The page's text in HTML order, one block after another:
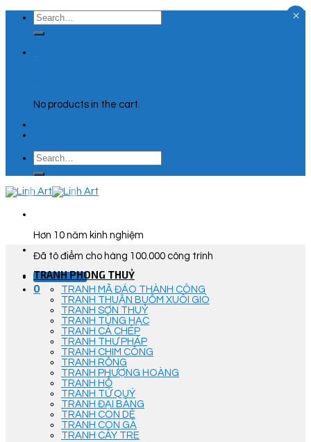
Skip
content
Search
for:
No products in the cart.
Search
for:
Hơn 10 năm kinh nghiệm
Đã tô điểm cho hàng 100.000 công trình
Góc Tư Vấn
0
TRANH PHONG THUỶ
TRANH MÃ ĐÁO THÀNH CÔNG
TRANH THUẬN BUỒM XUÔI GIÓ
TRANH SƠN THUỶ
TRANH TÙNG HẠC
TRANH CÁ CHÉP
TRANH THƯ PHÁP
TRANH CHIM CÔNG
TRANH RỒNG
TRANH PHƯỢNG HOÀNG
TRANH HỔ
TRANH TỨ QUÝ
TRANH ĐẠI BÀNG
TRANH CON DÊ
TRANH CON GÀ
TRANH CÂY TRE
×